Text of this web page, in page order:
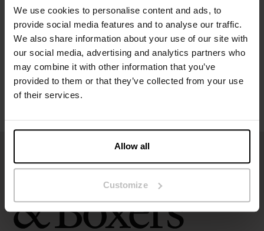
We use cookies to personalise content and ads, to
provide social media features and to analyse our traffic.
We also share information about your use of our site with
our social media, advertising and analytics partners who
may combine it with other information that you’ve
provided to them or that they’ve collected from your use
of their services.
Allow all
Customize
Maatgids
Wasvoorschriften
Beoordelingen